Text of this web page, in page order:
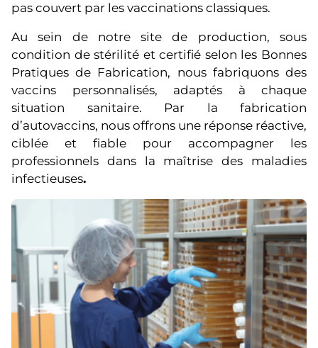
pas couvert par les vaccinations classiques.
Au sein de notre site de production, sous
condition de stérilité et certifié selon les Bonnes
Pratiques de Fabrication, nous fabriquons des
vaccins personnalisés, adaptés à chaque
situation sanitaire. Par la fabrication
d’autovaccins, nous offrons une réponse réactive,
ciblée et fiable pour accompagner les
professionnels dans la maîtrise des maladies
infectieuses.